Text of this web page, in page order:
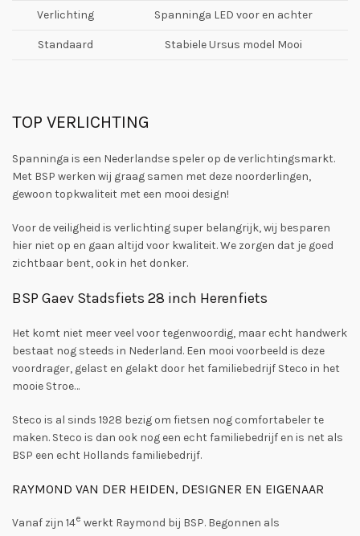
Verlichting Spanninga LED voor en achter
Standaard Stabiele Ursus model Mooi
TOP VERLICHTING
Spanninga is een Nederlandse speler op de verlichtingsmarkt.
Met BSP werken wij graag samen met deze noorderlingen,
gewoon topkwaliteit met een mooi design!
Voor de veiligheid is verlichting super belangrijk, wij besparen
hier niet op en gaan altijd voor kwaliteit. We zorgen dat je goed
zichtbaar bent, ook in het donker.
BSP Gaev Stadsfiets 28 inch Herenfiets
Het komt niet meer veel voor tegenwoordig, maar echt handwerk
bestaat nog steeds in Nederland. Een mooi voorbeeld is deze
voordrager, gelast en gelakt door het familiebedrijf Steco in het
mooie Stroe…
Steco is al sinds 1928 bezig om fietsen nog comfortabeler te
maken. Steco is dan ook nog een echt familiebedrijf en is net als
BSP een echt Hollands familiebedrijf.
RAYMOND VAN DER HEIDEN, DESIGNER EN EIGENAAR
Vanaf zijn 14e werkt Raymond bij BSP. Begonnen als